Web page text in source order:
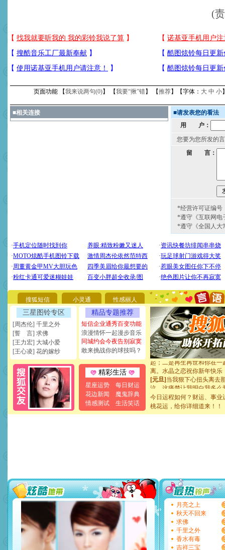
(
页面功能 【我来说两句(0)】 【我要“揪”错】 【推荐】【字体： 大 中 小
■相关连接 ■请发表您的看法
用 户：
您要为您所发的
留 言：
*经营许可证编号
*遵守《互联网电
*遵守《全国人大
搜狐短信 小灵通 性感丽人
三星图铃专区
[周杰伦] 千里之外
[誓 言] 求佛
[王力宏] 大城小爱
[王心凌] 花的嫁纱
精品专题推荐
短信企业通秀百变功能
浪漫情怀一起漫步音乐
同城约会今夜告别寂寞
敢来挑战你的球技吗？
精彩生活
星座运势
每日财运
花边新闻
魔鬼辞典
情感测试
生活笑话
[圣诞节]圣诞节到了，想想
你太多，只有给你五千万
要平安！千万要知足！千
[圣诞节]不只这样的日子才
能正大光明地骚扰你,告诉
天都要快乐噢!
[圣诞节]奉上一颗祝福的心,
如意,快乐,鲜花,一切美好的
[元旦]看到你我会触电；看
断电。爱你是我职业，想
你是我专业！水晶之恋祝你
[元旦]如果上天让我许三个
起；二是再生再世和你在
离。水晶之恋祝你新年快乐
[元旦] 当我狠下心扭头离去
泣，这痛楚让我明白我多
卖了。水晶之恋祝你新年快
[春节]风柔雨润好月圆，半
颜！冬去春来似水如烟，
[圣诞节]不只这样的日子才
能正大光明地骚扰你,告诉
天都要快乐噢!
[圣诞节]奉上一颗祝福的心,
如意,快乐,鲜花,一切美好
[元旦]
看到你我会触电；
断电。爱你是我职业，想
你是我专业！水晶之恋祝你
[元旦]
如果上天让我许三
今日运程如何？财运、事业
桃花运，给你详细道来！！
月亮之上
秋天不回来
求佛
千里之外
香水有毒
吉祥三宝